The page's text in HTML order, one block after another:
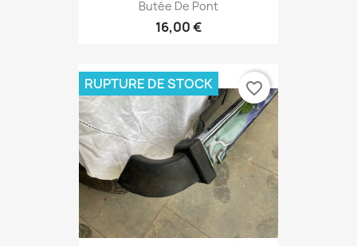
Butée De Pont
16,00 €
RUPTURE DE STOCK favorite_border